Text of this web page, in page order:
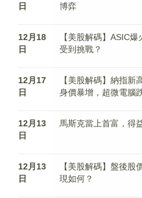
日
博弈
12月18
日
【美股解碼】ASIC
受到挑戰？
12月17
日
【美股解碼】納指
身價暴增，超微電腦
12月13
日
馬斯克當上首富，得
12月13
日
【美股解碼】盤後股
現如何？